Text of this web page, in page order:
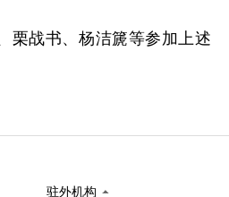
战书、杨洁篪等参加上述
驻外机构